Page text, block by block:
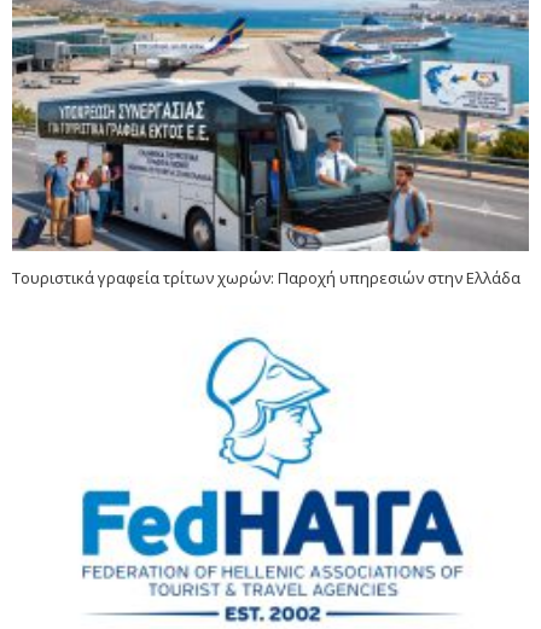
Τουριστικά γραφεία τρίτων χωρών: Παροχή υπηρεσιών στην Ελλάδα